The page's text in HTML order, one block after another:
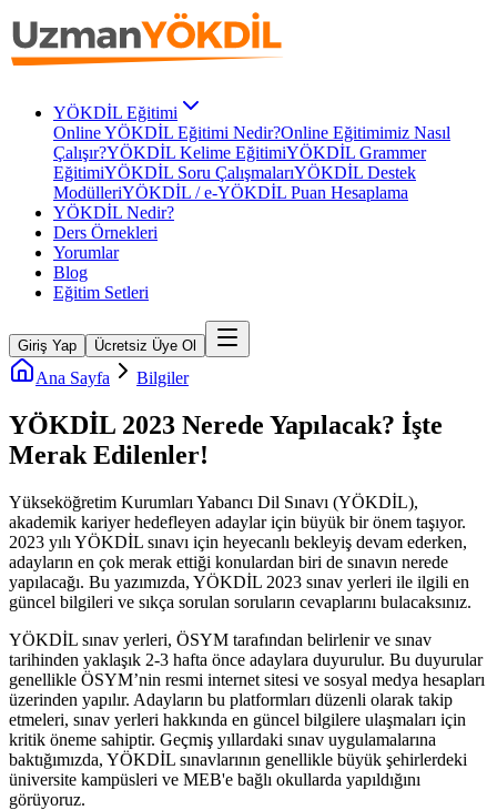
YÖKDİL Eğitimi
Online YÖKDİL Eğitimi Nedir?Online Eğitimimiz Nasıl
Çalışır?YÖKDİL Kelime EğitimiYÖKDİL Grammer
EğitimiYÖKDİL Soru ÇalışmalarıYÖKDİL Destek
ModülleriYÖKDİL / e-YÖKDİL Puan Hesaplama
YÖKDİL Nedir?
Ders Örnekleri
Yorumlar
Blog
Eğitim Setleri
Giriş Yap Ücretsiz Üye Ol
Ana Sayfa Bilgiler
YÖKDİL 2023 Nerede Yapılacak? İşte
Merak Edilenler!
Yükseköğretim Kurumları Yabancı Dil Sınavı (YÖKDİL),
akademik kariyer hedefleyen adaylar için büyük bir önem taşıyor.
2023 yılı YÖKDİL sınavı için heyecanlı bekleyiş devam ederken,
adayların en çok merak ettiği konulardan biri de sınavın nerede
yapılacağı. Bu yazımızda, YÖKDİL 2023 sınav yerleri ile ilgili en
güncel bilgileri ve sıkça sorulan soruların cevaplarını bulacaksınız.
YÖKDİL sınav yerleri, ÖSYM tarafından belirlenir ve sınav
tarihinden yaklaşık 2-3 hafta önce adaylara duyurulur. Bu duyurular
genellikle ÖSYM’nin resmi internet sitesi ve sosyal medya hesapları
üzerinden yapılır. Adayların bu platformları düzenli olarak takip
etmeleri, sınav yerleri hakkında en güncel bilgilere ulaşmaları için
kritik öneme sahiptir. Geçmiş yıllardaki sınav uygulamalarına
baktığımızda, YÖKDİL sınavlarının genellikle büyük şehirlerdeki
üniversite kampüsleri ve MEB'e bağlı okullarda yapıldığını
görüyoruz.